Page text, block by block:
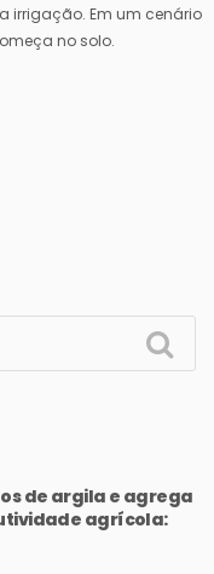
irrigação. Em um cenário
no solo.
de argila e agrega
agrícola: